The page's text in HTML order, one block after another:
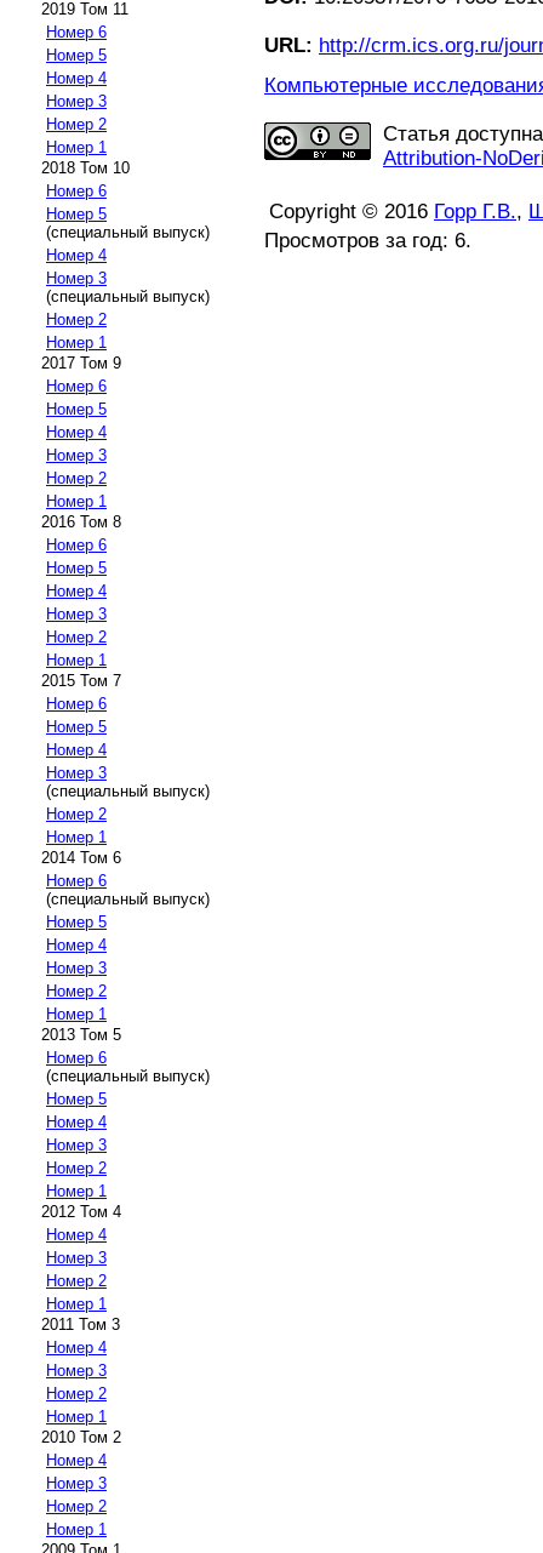
2019 Том 11
Номер 6
Номер 5
Номер 4
Номер 3
Номер 2
Номер 1
2018 Том 10
Номер 6
Номер 5
(специальный выпуск)
Номер 4
Номер 3
(специальный выпуск)
Номер 2
Номер 1
2017 Том 9
Номер 6
Номер 5
Номер 4
Номер 3
Номер 2
Номер 1
2016 Том 8
Номер 6
Номер 5
Номер 4
Номер 3
Номер 2
Номер 1
2015 Том 7
Номер 6
Номер 5
Номер 4
Номер 3
(специальный выпуск)
Номер 2
Номер 1
2014 Том 6
Номер 6
(специальный выпуск)
Номер 5
Номер 4
Номер 3
Номер 2
Номер 1
2013 Том 5
Номер 6
(специальный выпуск)
Номер 5
Номер 4
Номер 3
Номер 2
Номер 1
2012 Том 4
Номер 4
Номер 3
Номер 2
Номер 1
2011 Том 3
Номер 4
Номер 3
Номер 2
Номер 1
2010 Том 2
Номер 4
Номер 3
Номер 2
Номер 1
URL: http://crm.ics.org.ru/
Компьютерные
Статья
Attribution-
Copyright © 2016 Горр Г.В.,
Просмотров за год: 6.